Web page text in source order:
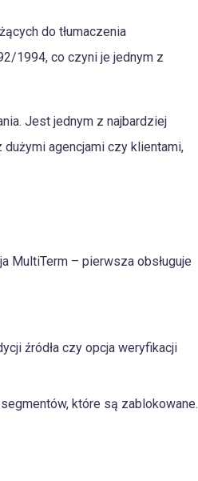
do tłumaczenia
1994, co czyni je jednym z
Jest jednym z najbardziej
agencjami czy klientami,
MultiTerm – pierwsza obsługuje
źródła czy opcja weryfikacji
które są zablokowane.